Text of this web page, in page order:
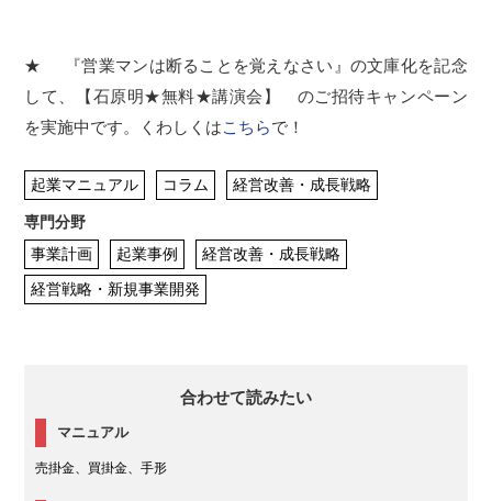
★ 『営業マンは断ることを覚えなさい』の文庫化を記念
して、【石原明★無料★講演会】 のご招待キャンペーン
を実施中です。くわしくはこちらで！
起業マニュアル コラム 経営改善・成長戦略
専門分野
事業計画
起業事例
経営改善・成長戦略
経営戦略・新規事業開発
合わせて読みたい
マニュアル
売掛金、買掛金、手形